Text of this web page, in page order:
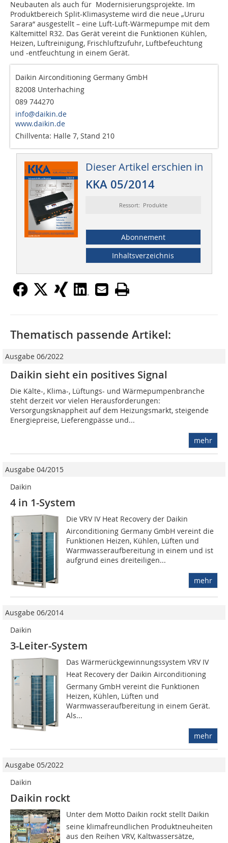
Neubauten als auch für Modernisierungsprojekte. Im
Produktbereich Split-Klimasysteme wird die neue „Ururu
Sarara“ ausgestellt – eine Luft-Luft-Wärmepumpe mit dem
Kältemittel R32. Das Gerät vereint die Funktionen Kühlen,
Heizen, Luftreinigung, Frischluftzufuhr, Luftbefeuchtung
und -entfeuchtung in einem Gerät.
Daikin Airconditioning Germany GmbH
82008 Unterhaching
089 744270
info@daikin.de
www.daikin.de
Chillventa: Halle 7, Stand 210
Dieser Artikel erschien in
KKA 05/2014
Ressort: Produkte
Abonnement
Inhaltsverzeichnis
Thematisch passende Artikel:
Ausgabe 06/2022
Daikin sieht ein positives Signal
Die Kälte-, Klima-, Lüftungs- und Wärmepumpenbranche
steht derzeit vor vielen Herausforderungen:
Versorgungsknappheit auf dem Heizungsmarkt, steigende
Energiepreise, Lieferengpässe und...
mehr
Ausgabe 04/2015
Daikin
4 in 1-System
Die VRV IV Heat Recovery der Daikin
Airconditioning Germany GmbH vereint die
Funktionen Heizen, Kühlen, Lüften und
Warmwasseraufbereitung in einem und ist
aufgrund eines dreiteiligen...
mehr
Ausgabe 06/2014
Daikin
3-Leiter-System
Das Wärmerückgewinnungssystem VRV IV
Heat Recovery der Daikin Airconditioning
Germany GmbH vereint die Funktionen
Heizen, Kühlen, Lüften und
Warmwasseraufbereitung in einem Gerät.
Als...
mehr
Ausgabe 05/2022
Daikin
Daikin rockt
Unter dem Motto Daikin rockt stellt Daikin
seine klimafreundlichen Produktneuheiten
aus den Reihen VRV, Kaltwassersätze,